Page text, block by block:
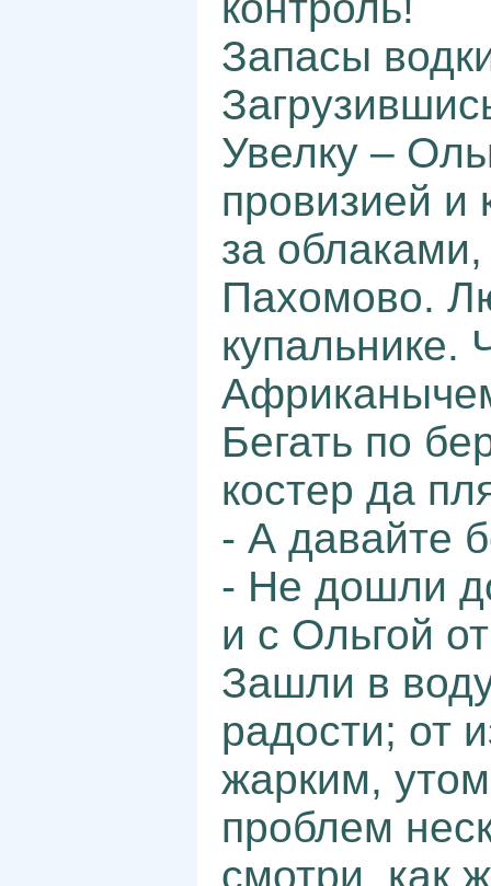
Запасы
Увелку –
провизией и
за
Пахомово.
купальнике.
Бегать по
костер да
- А давайте
- Не дошли
и с Ольгой
Зашли в
радости; от
жарким,
проблем
смотри, как